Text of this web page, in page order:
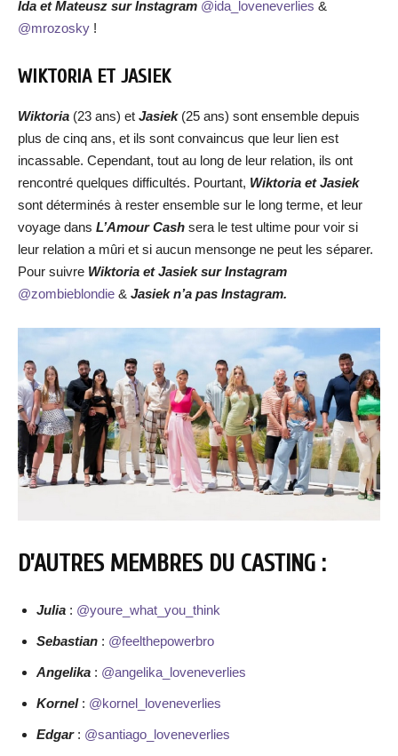
Ida etMateusz sur Instagram @ida_loveneverlies &
@mrozosky !
WIKTORIA ET JASIEK
Wiktoria (23 ans) et Jasiek (25 ans) sont ensemble depuis
plus de cinq ans, et ils sont convaincus que leur lien est
incassable. Cependant, tout au long de leur relation, ils ont
rencontré quelques difficultés. Pourtant, Wiktoria et Jasiek
sont déterminés à rester ensemble sur le long terme, et leur
voyage dans L’Amour Cash sera le test ultime pour voir si
leur relation a mûri et si aucun mensonge ne peut les séparer.
Pour suivre Wiktoria etJasieksur Instagram
@zombieblondie & Jasiek n’a pas Instagram.
D’AUTRES MEMBRES DU CASTING :
Julia : @youre_what_you_think
Sebastian : @feelthepowerbro
Angelika : @angelika_loveneverlies
Kornel : @kornel_loveneverlies
Edgar : @santiago_loveneverlies